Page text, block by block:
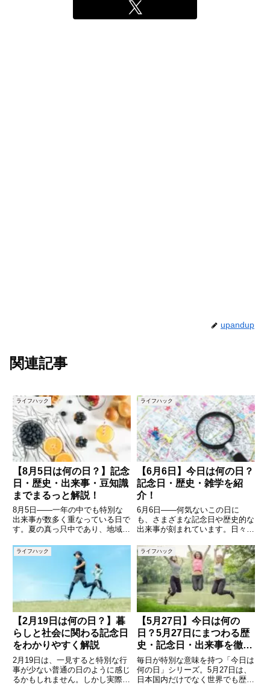
upandup
関連記事
ライフハック
【8月5日は何の日？】記念
日・歴史・出来事・豆知識
までまるっと解説！
8月5日――一年の中でも特別な
出来事が数多く重なっている日で
す。夏の真っ只中であり、地域に
催されているこの日ですが、実は
さまざまな記念日や歴史的な出来
事、偉人の誕生日などが重なって
いることをご存知でしょうか？こ
ライフハック
【6月6日】今日は何の日？
記念日・歴史・雑学を紹
介！
6月6日――何気ないこの日に
も、さまざまな記念日や歴史的な
出来事が刻まれています。日々の
を持つ日なのかを知ることで、少
し世界が広がるかもしれません。
この記事では、6月6日にまつわ
る記念日や、過去に起こった出来
事
ライフハック
【2月19日は何の日？】暮
らしと社会に関わる記念日
をわかりやすく解説
2月19日は、一見すると特別な行
事が少ない普通の日のように感じ
るかもしれません。しかし実際に
ライフハック
【5月27日】今日は何の
日？5月27日にまつわる歴
史・記念日・出来事を徹底
解説！
毎日が特別な意味を持つ「今日は
何の日」シリーズ。5月27日は、
日本国内だけでなく世界でも歴史